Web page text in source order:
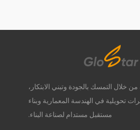
خلال التمسك بالجودة وتبني الابتكار،
تحويلية في الهندسة المعمارية وبناء
مستقبل مستدام لصناعة البناء.